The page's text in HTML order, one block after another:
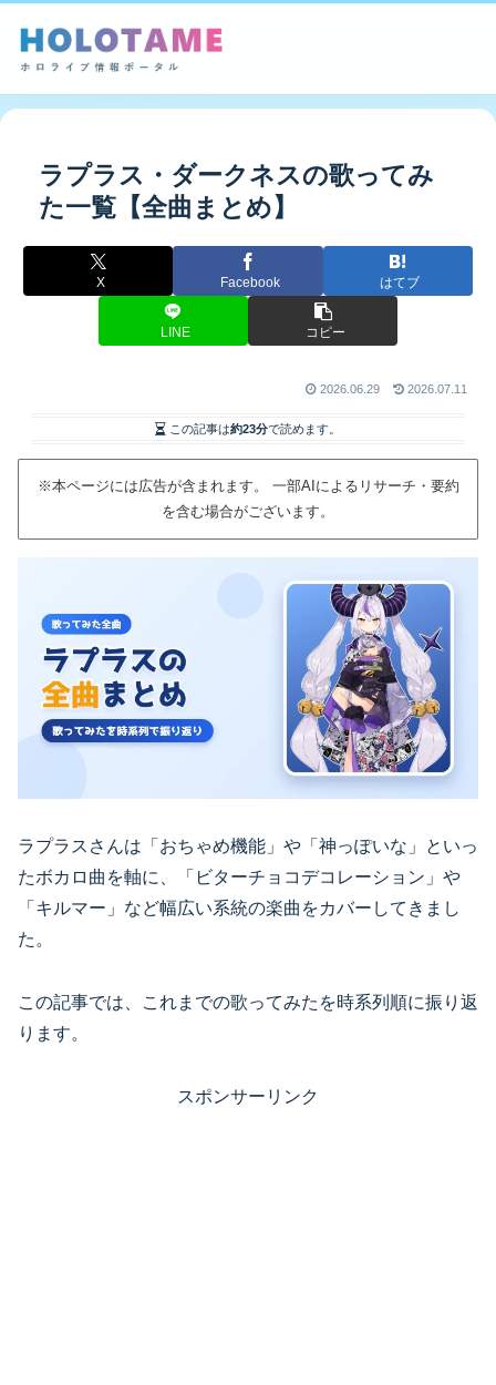
ラプラス・ダークネスの歌ってみ
た一覧【全曲まとめ】
X Facebook はてブ
LINE コピー
2026.06.29 2026.07.11
この記事は約23分で読めます。
※本ページには広告が含まれます。 一部AIによるリサーチ・要約
を含む場合がございます。
ラプラスさんは「おちゃめ機能」や「神っぽいな」といっ
たボカロ曲を軸に、「ビターチョコデコレーション」や
「キルマー」など幅広い系統の楽曲をカバーしてきまし
た。
この記事では、これまでの歌ってみたを時系列順に振り返
ります。
スポンサーリンク